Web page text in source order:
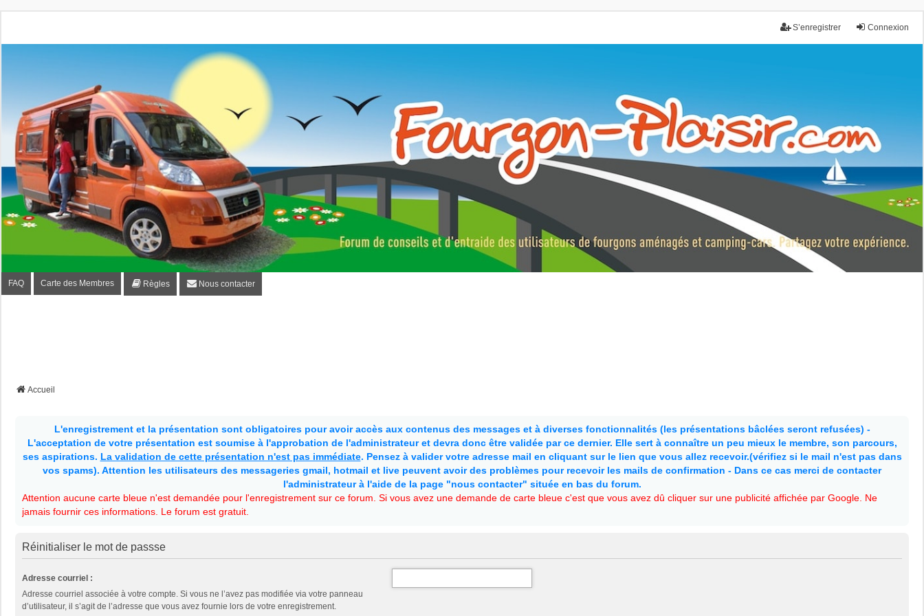
Connexion
S’enregistrer
Fourgon-plaisir.com
Forum de conseils et d'entraide des utilisateurs de fourgons, fourgons aménagés, vans et de camping-car. Partagez votre expérience.
FAQ Carte des Membres Règles Nous contacter
Accueil
L'enregistrement et la présentation sont obligatoires pour avoir accès aux contenus des messages et à diverses fonctionnalités (les présentations bâclées seront refusées) -
L'acceptation de votre présentation est soumise à l'approbation de l'administrateur et devra donc être validée par ce dernier. Elle sert à connaître un peu mieux le membre, son parcours,
ses aspirations. La validation de cette présentation n'est pas immédiate. Pensez à valider votre adresse mail en cliquant sur le lien que vous allez recevoir.(vérifiez si le mail n'est pas dans
vos spams). Attention les utilisateurs des messageries gmail, hotmail et live peuvent avoir des problèmes pour recevoir les mails de confirmation - Dans ce cas merci de contacter
l'administrateur à l'aide de la page "nous contacter" située en bas du forum.
Attention aucune carte bleue n'est demandée pour l'enregistrement sur ce forum. Si vous avez une demande de carte bleue c'est que vous avez dû cliquer sur une publicité affichée par Google. Ne
jamais fournir ces informations. Le forum est gratuit.
Réinitialiser le mot de passse
Adresse courriel :
Adresse courriel associée à votre compte. Si vous ne l’avez pas modifiée via votre panneau
d’utilisateur, il s’agit de l’adresse que vous avez fournie lors de votre enregistrement.